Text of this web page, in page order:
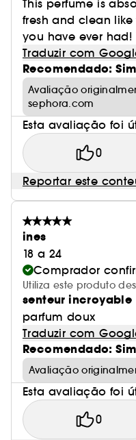
This perfume is
fresh and clean
you have ever had!
Traduzir com
Recomendado: Sim
Avaliação
sephora.com
Esta avaliação foi
0
Reportar este
ines
18 a 24
Comprador
Utiliza este produto
senteur incroyable
parfum doux
Traduzir com
Recomendado: Sim
Avaliação
Esta avaliação foi
0